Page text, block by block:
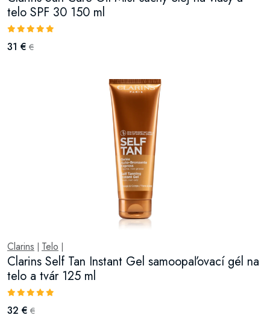
telo SPF 30 150 ml
31 € €
Clarins Telo
Clarins Self Tan Instant Gel samoopaľovací gél na
telo a tvár 125 ml
32 € €